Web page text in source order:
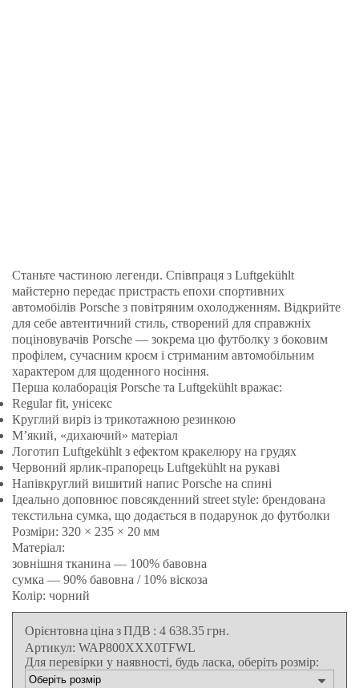
Станьте частиною легенди. Співпраця з Luftgekühlt
майстерно передає пристрасть епохи спортивних
автомобілів Porsche з повітряним охолодженням. Відкрийте
для себе автентичний стиль, створений для справжніх
поціновувачів Porsche — зокрема цю футболку з боковим
профілем, сучасним кроєм і стриманим автомобільним
характером для щоденного носіння.
Перша колаборація Porsche та Luftgekühlt вражає:
Regular fit, унісекс
Круглий виріз із трикотажною резинкою
М’який, «дихаючий» матеріал
Логотип Luftgekühlt з ефектом кракелюру на грудях
Червоний ярлик-прапорець Luftgekühlt на рукаві
Напівкруглий вишитий напис Porsche на спині
Ідеально доповнює повсякденний street style: брендована
текстильна сумка, що додається в подарунок до футболки
Розміри: 320 × 235 × 20 мм
Матеріал:
зовнішня тканина — 100% бавовна
сумка — 90% бавовна / 10% віскоза
Колір: чорний
Орієнтовна ціна з ПДВ : 4 638.35грн.
Артикул: WAP800XXX0TFWL
Для перевірки у наявності, будь ласка, оберіть розмір: